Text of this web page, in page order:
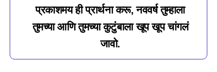
प्रकाशमय ही प्रार्थना करू, नववर्ष तुम्हाला
तुमच्या आणि तुमच्या कुटुंबाला खूप खूप चांगलं
जावो.